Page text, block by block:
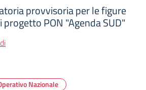
provvisoria per le figure
progetto PON "Agenda SUD"
Nazionale